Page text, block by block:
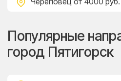
Популярные
город Пятигорск